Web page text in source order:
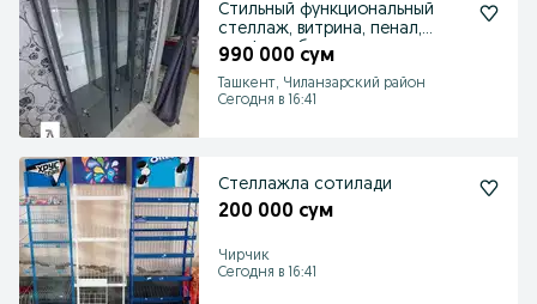
Стильный функциональный
стеллаж, витрина, пенал,
шкаф для бизнеса
990 000 сум
Ташкент, Чиланзарский район
Сегодня в 16:41
Стеллажла сотилади
200 000 сум
Чирчик
Сегодня в 16:41